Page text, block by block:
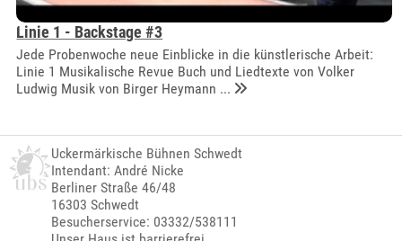
Linie 1 - Backstage #3
Jede Probenwoche neue Einblicke in die künstlerische Arbeit:
Linie 1 Musikalische Revue Buch und Liedtexte von Volker
Ludwig Musik von Birger Heymann ...
Uckermärkische Bühnen Schwedt
Intendant: André Nicke
Berliner Straße 46/48
16303 Schwedt
Besucherservice: 03332/538111